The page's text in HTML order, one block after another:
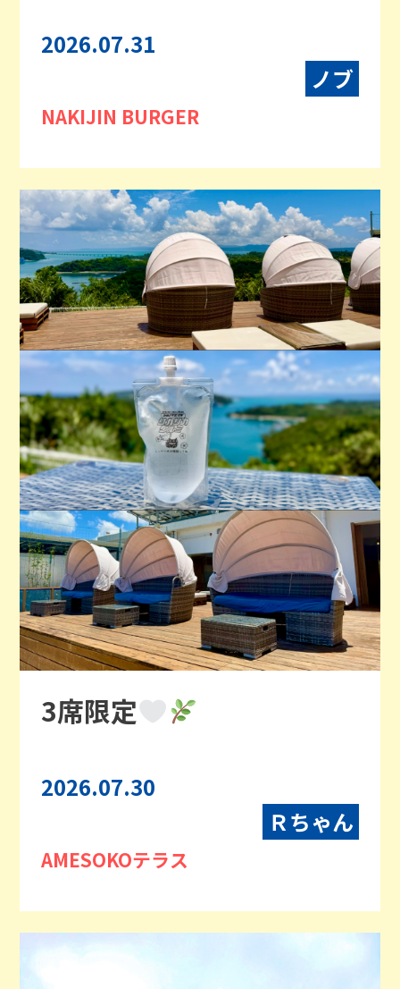
2026.07.31
ノブ
NAKIJIN BURGER
3席限定
2026.07.30
Ｒちゃん
AMESOKOテラス